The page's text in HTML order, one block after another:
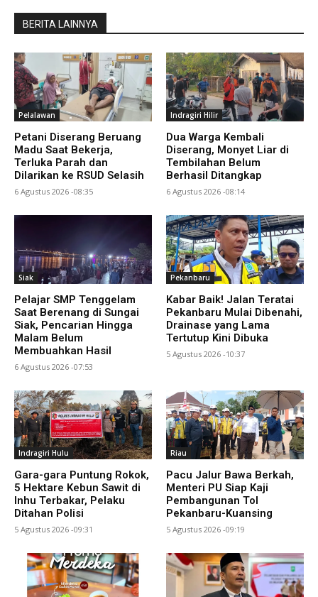
BERITA LAINNYA
Pelalawan
Petani Diserang Beruang
Madu Saat Bekerja,
Terluka Parah dan
Dilarikan ke RSUD Selasih
6 Agustus 2026 -08:35
Indragiri Hilir
Dua Warga Kembali
Diserang, Monyet Liar di
Tembilahan Belum
Berhasil Ditangkap
6 Agustus 2026 -08:14
Siak
Pelajar SMP Tenggelam
Saat Berenang di Sungai
Siak, Pencarian Hingga
Malam Belum
Membuahkan Hasil
6 Agustus 2026 -07:53
Pekanbaru
Kabar Baik! Jalan Teratai
Pekanbaru Mulai Dibenahi,
Drainase yang Lama
Tertutup Kini Dibuka
5 Agustus 2026 -10:37
Indragiri Hulu
Gara-gara Puntung Rokok,
5 Hektare Kebun Sawit di
Inhu Terbakar, Pelaku
Ditahan Polisi
5 Agustus 2026 -09:31
Riau
Pacu Jalur Bawa Berkah,
Menteri PU Siap Kaji
Pembangunan Tol
Pekanbaru-Kuansing
5 Agustus 2026 -09:19